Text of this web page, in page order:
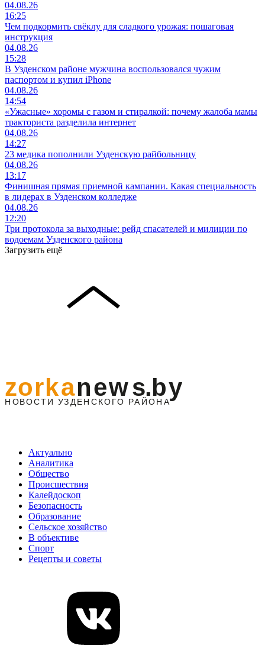
04.08.26
16:25
Чем подкормить свёклу для сладкого урожая: пошаговая
инструкция
04.08.26
15:28
В Узденском районе мужчина воспользовался чужим
паспортом и купил iPhone
04.08.26
14:54
«Ужасные» хоромы с газом и стиралкой: почему жалоба мамы
тракториста разделила интернет
04.08.26
14:27
23 медика пополнили Узденскую райбольницу
04.08.26
13:17
Финишная прямая приемной кампании. Какая специальность
в лидерах в Узденском колледже
04.08.26
12:20
Три протокола за выходные: рейд спасателей и милиции по
водоемам Узденского района
Загрузить ещё
Актуально
Аналитика
Общество
Происшествия
Калейдоскоп
Безопасность
Образование
Сельское хозяйство
В объективе
Спорт
Рецепты и советы